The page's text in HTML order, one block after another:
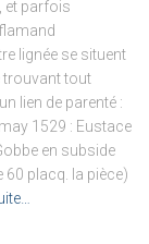
et parfois
lignée se situent
trouvant tout
lien de parenté :
1529 : Eustace
en subside
placq. la pièce)